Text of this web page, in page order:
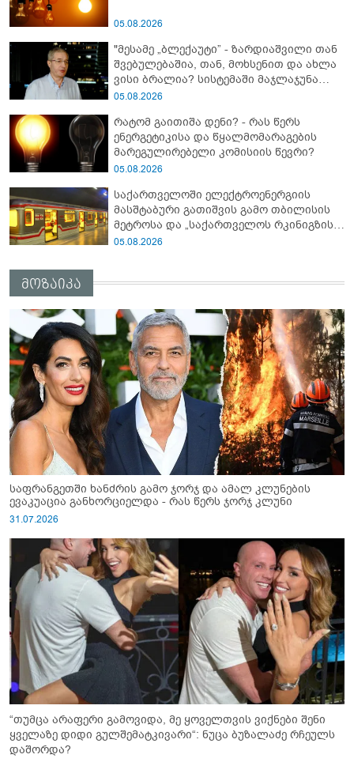
05.08.2026
"მესამე „ბლექაუტი” - ზარდიაშვილი თან
შვებულებაშია, თან, მოხსენით და ახლა
ვისი ბრალია? სისტემაში მაჯლაჯუნა
ჩატოვა?" - რას წერს გივი თარგამაძე
05.08.2026
რატომ გაითიშა დენი? - რას წერს
ენერგეტიკისა და წყალმომარაგების
მარეგულირებელი კომისიის წევრი?
05.08.2026
საქართველოში ელექტროენერგიის
მასშტაბური გათიშვის გამო თბილისის
მეტროსა და „საქართველოს რკინიგზის“
მუშაობა შეფერხდა
05.08.2026
მოზაიკა
საფრანგეთში ხანძრის გამო ჯორჯ და ამალ კლუნების
ევაკუაცია განხორციელდა - რას წერს ჯორჯ კლუნი
31.07.2026
“თუმცა არაფერი გამოვიდა, მე ყოველთვის ვიქნები შენი
ყველაზე დიდი გულშემატკივარი“: ნუცა ბუზალაძე რჩეულს
დაშორდა?